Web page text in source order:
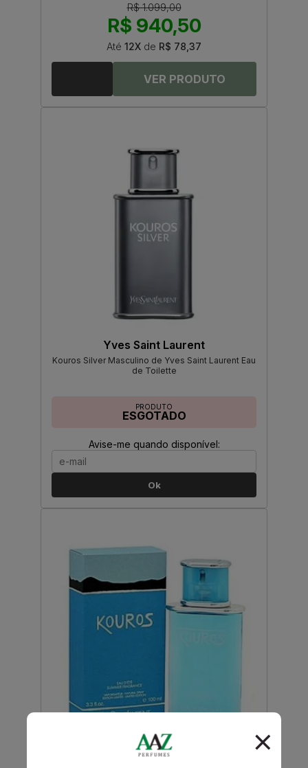
R$ 1.099,00
R$ 940,50
Até 12X de R$ 78,37
Yves Saint Laurent
Kouros Silver Masculino de Yves Saint Laurent Eau
de Toilette
PRODUTO
ESGOTADO
Avise-me quando disponível:
Ok
Yves Saint Laurent